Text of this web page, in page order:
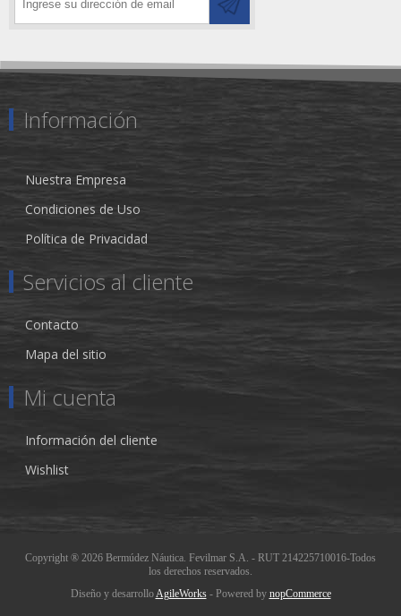
Información
Nuestra Empresa
Condiciones de Uso
Política de Privacidad
Servicios al cliente
Contacto
Mapa del sitio
Mi cuenta
Información del cliente
Wishlist
Copyright ® 2026 Bermúdez Náutica. Fevilmar S.A. - RUT 214225710016-Todos
los derechos reservados.
Diseño y desarrolloAgileWorks- Powered by nopCommerce